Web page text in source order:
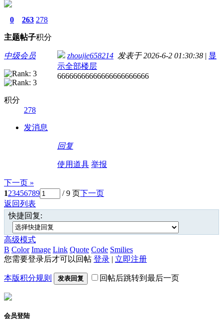
0
主题
263
帖子
278
积分
中级会员
积分
278
发消息
zhoujie658214 发表于 2026-6-2 01:30:38 | 显
示全部楼层
66666666666666666666666
回复
使用道具 举报
下一页 »
123456789 / 9 页下一页
返回列表
快捷回复:
高级模式
B Color Image Link Quote Code Smilies
您需要登录后才可以回帖 登录 | 立即注册
本版积分规则 发表回复 回帖后跳转到最后一页
会员登陆